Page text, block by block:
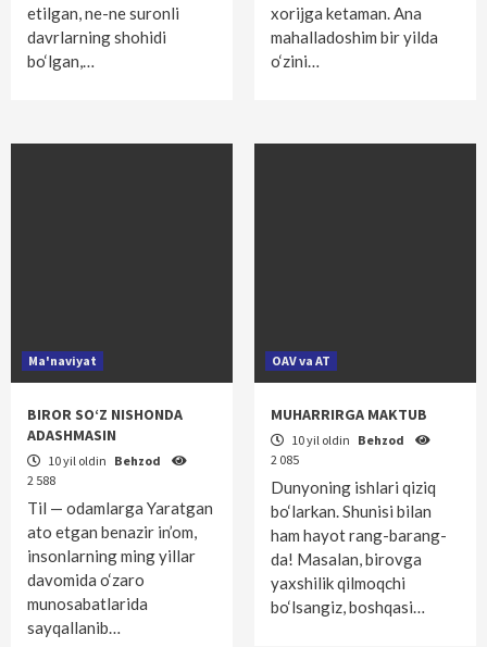
etilgan, ne-ne suronli
davrlarning shohidi
bo‘lgan,…
xorijga ketaman. Ana
mahalladoshim bir yilda
o‘zini…
Ma'naviyat
BIROR SO‘Z NISHONDA
ADASHMASIN
10 yil oldin Behzod
2 588
Til — odamlarga Yaratgan
ato etgan benazir in’om,
insonlarning ming yillar
davomida o‘zaro
munosabatlarida
sayqallanib…
OAV va AT
MUHARRIRGA MAKTUB
10 yil oldin Behzod
2 085
Dunyoning ishlari qiziq
bo‘larkan. Shunisi bilan
ham hayot rang-barang-
da! Masalan, birovga
yaxshilik qilmoqchi
bo‘lsangiz, boshqasi…